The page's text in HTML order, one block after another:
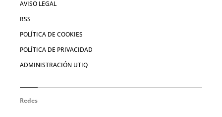
AVISO LEGAL
RSS
POLÍTICA DE COOKIES
POLÍTICA DE PRIVACIDAD
ADMINISTRACIÓN UTIQ
Redes